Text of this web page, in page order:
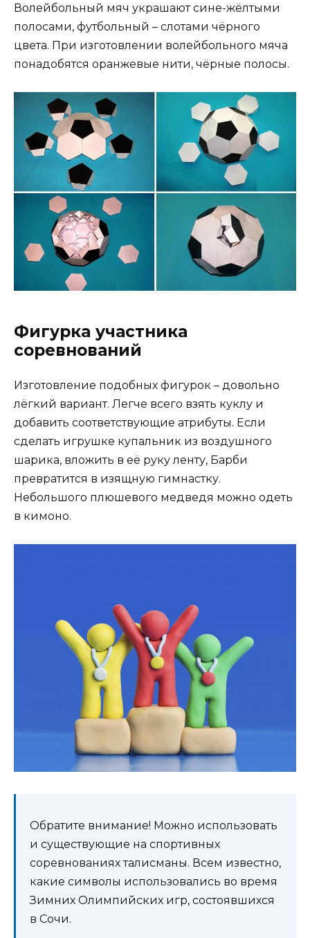
Волейбольный мяч украшают сине-жёлтыми
полосами, футбольный – слотами чёрного
цвета. При изготовлении волейбольного мяча
понадобятся оранжевые нити, чёрные полосы.
Фигурка участника
соревнований
Изготовление подобных фигурок – довольно
лёгкий вариант. Легче всего взять куклу и
добавить соответствующие атрибуты. Если
сделать игрушке купальник из воздушного
шарика, вложить в её руку ленту, Барби
превратится в изящную гимнастку.
Небольшого плюшевого медведя можно одеть
в кимоно.
Обратите внимание! Можно использовать
и существующие на спортивных
соревнованиях талисманы. Всем известно,
какие символы использовались во время
Зимних Олимпийских игр, состоявшихся
в Сочи.